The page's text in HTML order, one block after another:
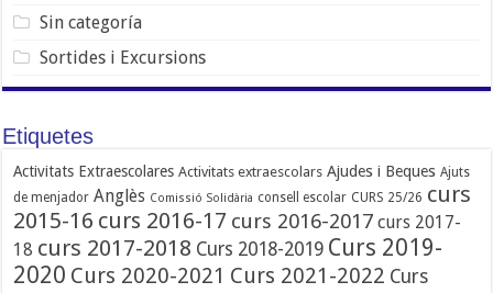
Sin categoría
Sortides i Excursions
Etiquetes
Activitats Extraescolares Activitats extraescolars Ajudes i Beques Ajuts
de menjador Anglès Comissió Solidària consell escolar CURS 25/26 curs
2015-16 curs 2016-17 curs 2016-2017 curs 2017-
18 curs 2017-2018 Curs 2018-2019 Curs 2019-
2020 Curs 2020-2021 Curs 2021-2022 Curs